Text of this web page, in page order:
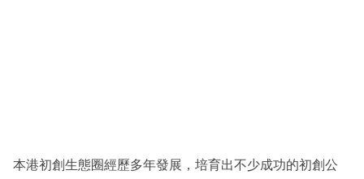
區
本港初創生態圈經歷多年發展，培育出不少成功的初創公